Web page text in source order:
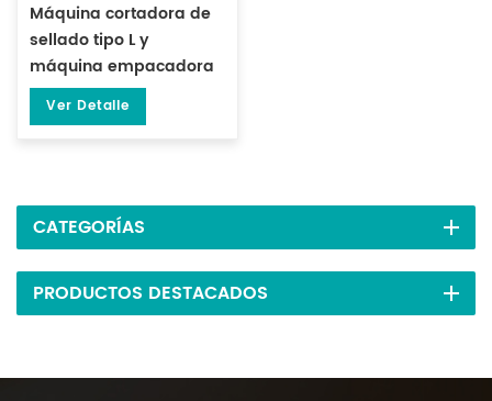
Máquina cortadora de
sellado tipo L y
máquina empacadora
de túnel termorretráctil
DL-450L y DL-BSB-4020
Ver Detalle
CATEGORÍAS
PRODUCTOS DESTACADOS